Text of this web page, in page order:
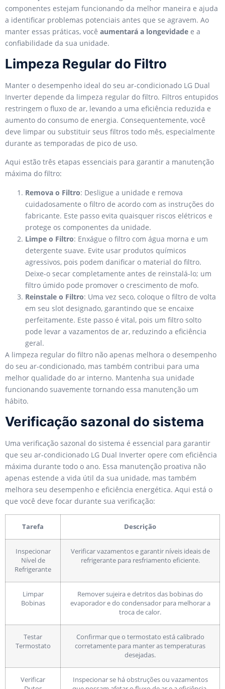
componentes estejam funcionando da melhor maneira e ajuda
a identificar problemas potenciais antes que se agravem. Ao
manter essas práticas, você aumentará a longevidade e a
confiabilidade da sua unidade.
Limpeza Regular do Filtro
Manter o desempenho ideal do seu ar-condicionado LG Dual
Inverter depende da limpeza regular do filtro. Filtros entupidos
restringem o fluxo de ar, levando a uma eficiência reduzida e
aumento do consumo de energia. Consequentemente, você
deve limpar ou substituir seus filtros todo mês, especialmente
durante as temporadas de pico de uso.
Aqui estão três etapas essenciais para garantir a manutenção
máxima do filtro:
Remova o Filtro: Desligue a unidade e remova
cuidadosamente o filtro de acordo com as instruções do
fabricante. Este passo evita quaisquer riscos elétricos e
protege os componentes da unidade.
Limpe o Filtro: Enxágue o filtro com água morna e um
detergente suave. Evite usar produtos químicos
agressivos, pois podem danificar o material do filtro.
Deixe-o secar completamente antes de reinstalá-lo; um
filtro úmido pode promover o crescimento de mofo.
Reinstale o Filtro: Uma vez seco, coloque o filtro de volta
em seu slot designado, garantindo que se encaixe
perfeitamente. Este passo é vital, pois um filtro solto
pode levar a vazamentos de ar, reduzindo a eficiência
geral.
A limpeza regular do filtro não apenas melhora o desempenho
do seu ar-condicionado, mas também contribui para uma
melhor qualidade do ar interno. Mantenha sua unidade
funcionando suavemente tornando essa manutenção um
hábito.
Verificação sazonal do sistema
Uma verificação sazonal do sistema é essencial para garantir
que seu ar-condicionado LG Dual Inverter opere com eficiência
máxima durante todo o ano. Essa manutenção proativa não
apenas estende a vida útil da sua unidade, mas também
melhora seu desempenho e eficiência energética. Aqui está o
que você deve focar durante sua verificação:
Tarefa Descrição
Inspecionar
Nível de
Refrigerante
Verificar vazamentos e garantir níveis ideais de
refrigerante para resfriamento eficiente.
Limpar
Bobinas
Remover sujeira e detritos das bobinas do
evaporador e do condensador para melhorar a
troca de calor.
Testar
Termostato
Confirmar que o termostato está calibrado
corretamente para manter as temperaturas
desejadas.
Verificar
Inspecionar se há obstruções ou vazamentos